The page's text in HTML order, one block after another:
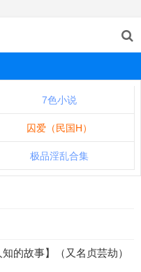
7色小说
囚爱（民国H）
极品淫乱合集
的故事】（又名贞芸劫）